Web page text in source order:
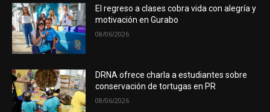
El regreso a clases cobra vida con alegría y
motivación en Gurabo
08/06/2026
DRNA ofrece charla a estudiantes sobre
conservación de tortugas en PR
08/06/2026